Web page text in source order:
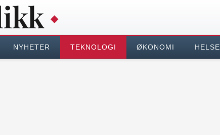
NYHETER TEKNOLOGI ØKONOMI HELSE